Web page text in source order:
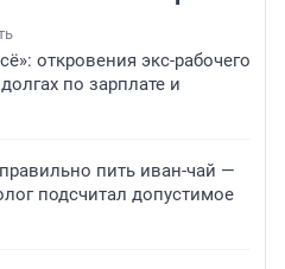
откровения экс-рабочего
по зарплате и
пить иван-чай —
подсчитал допустимое